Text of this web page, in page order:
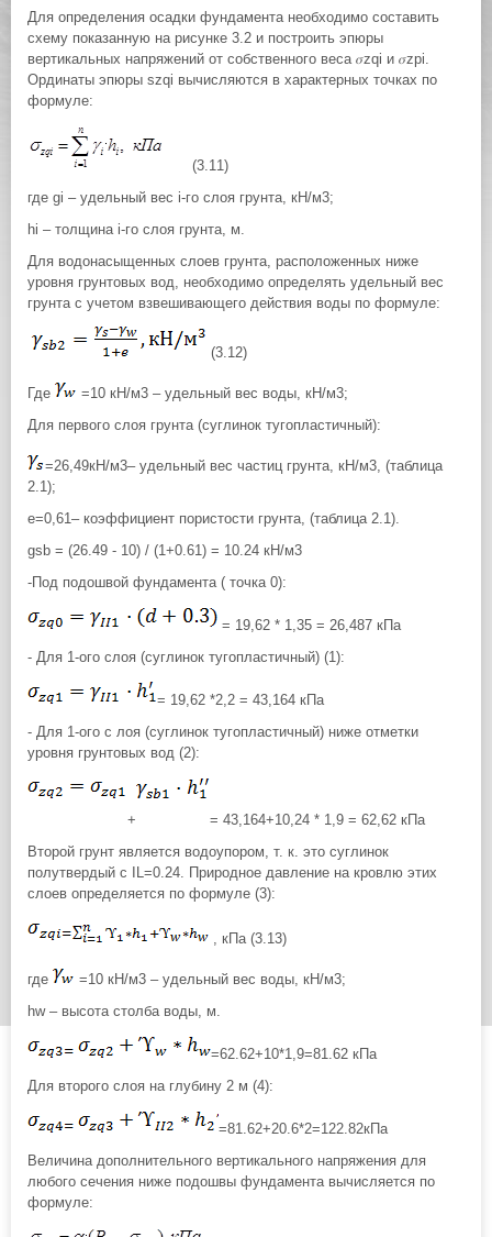
Для определения осадки фундамента необходимо составить
схему показанную на рисунке 3.2 и построить эпюры
вертикальных напряжений от собственного веса 𝜎zqi и 𝜎zpi.
Ординаты эпюры szqi вычисляются в характерных точках по
формуле:
(3.11)
где gi – удельный вес i-го слоя грунта, кН/м3;
hi – толщина i-го слоя грунта, м.
Для водонасыщенных слоев грунта, расположенных ниже
уровня грунтовых вод, необходимо определять удельный вес
грунта с учетом взвешивающего действия воды по формуле:
(3.12)
Где
=10 кН/м3 – удельный вес воды, кН/м3;
Для первого слоя грунта (суглинок тугопластичный):
=26,49кН/м3– удельный вес частиц грунта, кН/м3, (таблица
2.1);
е=0,61– коэффициент пористости грунта, (таблица 2.1).
gsb = (26.49 - 10) / (1+0.61) = 10.24 кН/м3
-Под подошвой фундамента ( точка 0):
= 19,62 * 1,35 = 26,487 кПа
- Для 1-ого слоя (суглинок тугопластичный) (1):
= 19,62 *2,2 = 43,164 кПа
- Для 1-ого с лоя (суглинок тугопластичный) ниже отметки
уровня грунтовых вод (2):
+
= 43,164+10,24 * 1,9 = 62,62 кПа
Второй грунт является водоупором, т. к. это суглинок
полутвердый с IL=0.24. Природное давление на кровлю этих
слоев определяется по формуле (3):
, кПа (3.13)
где
=10 кН/м3 – удельный вес воды, кН/м3;
hw – высота столба воды, м.
=62.62+10*1,9=81.62 кПа
Для второго слоя на глубину 2 м (4):
=81.62+20.6*2=122.82кПа
Величина дополнительного вертикального напряжения для
любого сечения ниже подошвы фундамента вычисляется по
формуле: